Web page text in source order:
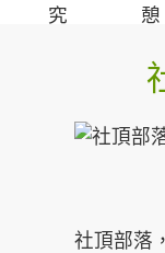
究
憩
社頂部落